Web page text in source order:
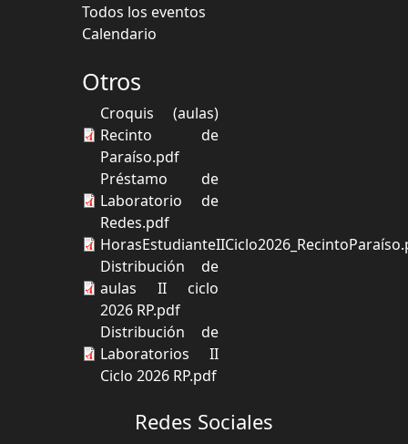
Todos los eventos
Calendario
Otros
Croquis (aulas)
Recinto de
Paraíso.pdf
Préstamo de
Laboratorio de
Redes.pdf
Distribución de
aulas II ciclo
2026 RP.pdf
Distribución de
Laboratorios II
Ciclo 2026 RP.pdf
Redes Sociales